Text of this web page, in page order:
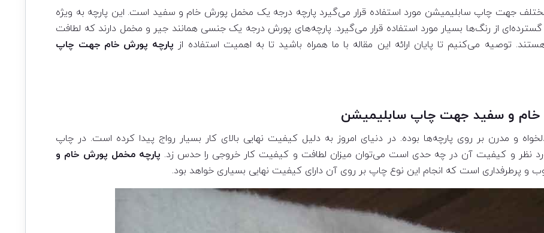
جهت چاپ سابلیمیشن مورد استفاده قرار می‌گیرد پارچه درجه یک مخمل پورش خام و سفید است. این پارچه به ویژه
از رنگ‌ها بسیار مورد استفاده قرار می‌گیرد. پارچه‌های پورش درجه یک جنسی همانند جیر و مخمل دارند که لطافت
توصیه می‌کنیم تا پایان ارائه این مقاله با ما همراه باشید تا به اهمیت استفاده از پارچه پورش خام جهت چاپ
خام و سفید جهت چاپ سابلیمیشن
و مدرن بر روی پارچه‌ها بوده. در دنیای امروز به دلیل کیفیت نهایی بالای کار بسیار رواج پیدا کرده است. در چاپ
نظر و کیفیت آن در چه حدی است می‌توان میزان لطافت و کیفیت کار خروجی را حدس زد. پارچه مخمل پورش خام و
و پرطرفداری است که انجام این نوع چاپ بر روی آن دارای کیفیت نهایی بسیاری خواهد بود.